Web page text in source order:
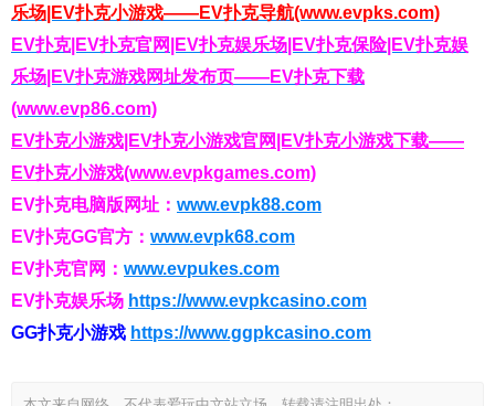
乐场|EV扑克小游戏——EV扑克导航(www.evpks.com)
EV扑克|EV扑克官网|EV扑克娱乐场|EV扑克保险|EV扑克娱
乐场|EV扑克游戏网址发布页——EV扑克下载
(www.evp86.com)
EV扑克小游戏|EV扑克小游戏官网|EV扑克小游戏下载——
EV扑克小游戏(www.evpkgames.com)
EV扑克电脑版网址： www.evpk88.com
EV扑克GG官方： www.evpk68.com
EV扑克官网： www.evpukes.com
EV扑克娱乐场 https://www.evpkcasino.com
GG扑克小游戏 https://www.ggpkcasino.com